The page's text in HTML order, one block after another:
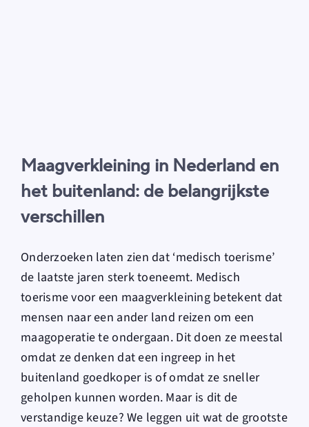
Maagverkleining in Nederland en
het buitenland: de belangrijkste
verschillen
Onderzoeken laten zien dat ‘medisch toerisme’
de laatste jaren sterk toeneemt. Medisch
toerisme voor een maagverkleiningbetekent dat
mensen naar een ander land reizen om een
maagoperatie te ondergaan. Dit doen ze meestal
omdat ze denken dat een ingreep in het
buitenland goedkoper is of omdat ze sneller
geholpen kunnen worden. Maar is dit de
verstandige keuze? We leggen uit wat de grootste